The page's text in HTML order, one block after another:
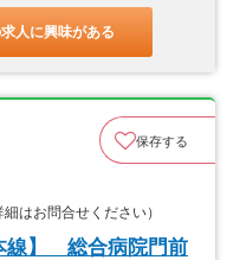
人に興味がある
保存する
はお問合せください）
線】 総合病院門前